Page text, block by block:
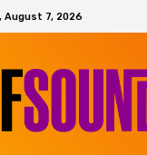
August 7, 2026